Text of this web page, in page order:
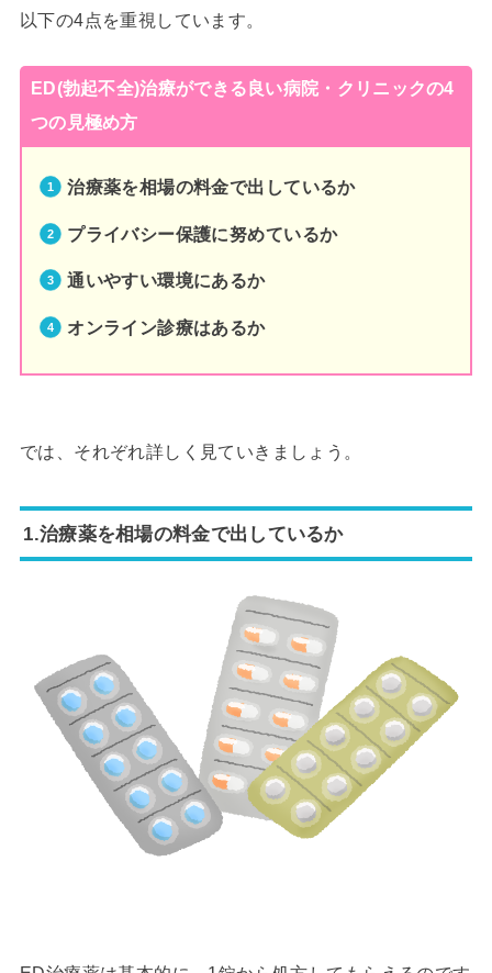
以下の4点を重視しています。
ED(勃起不全)治療ができる良い病院・クリニックの4
つの見極め方
治療薬を相場の料金で出しているか
プライバシー保護に努めているか
通いやすい環境にあるか
オンライン診療はあるか
では、それぞれ詳しく見ていきましょう。
1.治療薬を相場の料金で出しているか